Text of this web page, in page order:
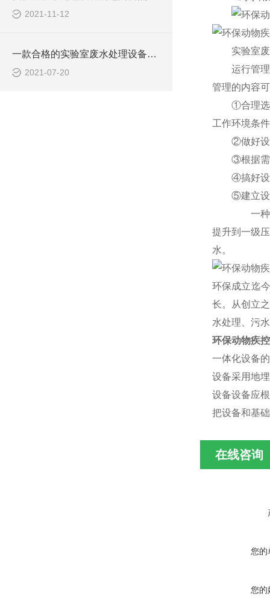
2021-11-12
一款合格的实验室废水处理设备有哪些性能要求和组成结构？
2021-07-20
实验室
运行管
管理的内容
①合理选
工作环境条
②做好设
③根据需
④搞好设
⑤建立设
一种处
提升到一级
水。
环保成立迄
长。从创立
水处理、污
环保动物疾
一体化设备
设备采用地
设备设备应
把设备和基
在线咨询
您的
您的